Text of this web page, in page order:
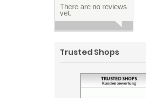
There are no reviews
yet.
Trusted Shops